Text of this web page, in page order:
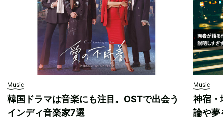
Music
韓国ドラマは音楽にも注目。OSTで出会う
インディ音楽家7選
Music
神宿・
論や夢